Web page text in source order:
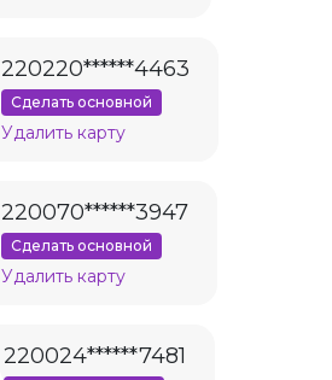
220220******4463
Сделать основной
Удалить карту
220070******3947
Сделать основной
Удалить карту
220024******7481